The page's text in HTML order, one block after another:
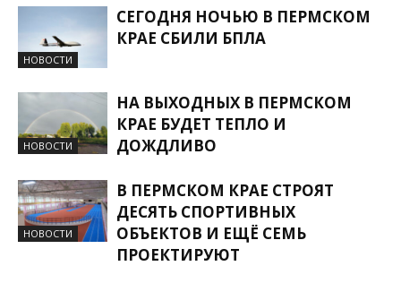
НОВОСТИ
СЕГОДНЯ НОЧЬЮ В ПЕРМСКОМ
КРАЕ СБИЛИ БПЛА
НОВОСТИ
НА ВЫХОДНЫХ В ПЕРМСКОМ
КРАЕ БУДЕТ ТЕПЛО И
ДОЖДЛИВО
НОВОСТИ
В ПЕРМСКОМ КРАЕ СТРОЯТ
ДЕСЯТЬ СПОРТИВНЫХ
ОБЪЕКТОВ И ЕЩЁ СЕМЬ
ПРОЕКТИРУЮТ